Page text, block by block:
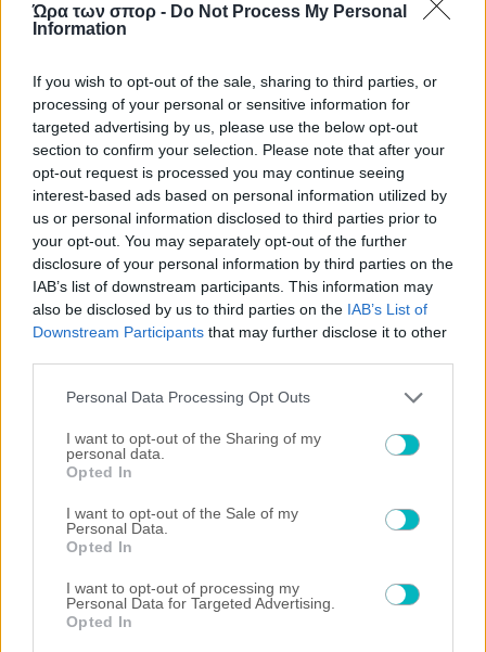
Ώρα των σπορ - Do Not Process My Personal
Information
If you wish to opt-out of the sale, sharing to third parties, or
processing of your personal or sensitive information for
targeted advertising by us, please use the below opt-out
section to confirm your selection. Please note that after your
opt-out request is processed you may continue seeing
interest-based ads based on personal information utilized by
us or personal information disclosed to third parties prior to
your opt-out. You may separately opt-out of the further
disclosure of your personal information by third parties on the
IAB’s list of downstream participants. This information may
also be disclosed by us to third parties on the IAB’s List of
Downstream Participants that may further disclose it to other
Please note that this website/app uses one or more Google
not limited to your visit or usage behaviour. You may click to
grant or deny consent to Google and its third-party tags to
use your data for below specified purposes in below Google
consent section.
Personal Data Processing Opt Outs
I want to opt-out of the Sharing of my
personal data.
Opted In
I want to opt-out of the Sale of my
Personal Data.
Opted In
I want to opt-out of processing my
Personal Data for Targeted Advertising.
Opted In
×
Play Unmute Fullscreen
Now Playing
×
Play
"The situation is out of control": Greek firefighters battle wildfire for fourth day
Watch on
"The situation is out of control": Greek
firefighters battle wildfire for fourth day